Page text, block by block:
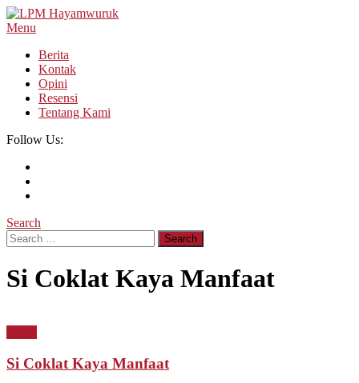
Skip
To
Menu
Berita
Kontak
Opini
Resensi
Tentang Kami
Follow Us:
Search
Search
for:
Si Coklat Kaya Manfaat
Si Coklat Kaya Manfaat